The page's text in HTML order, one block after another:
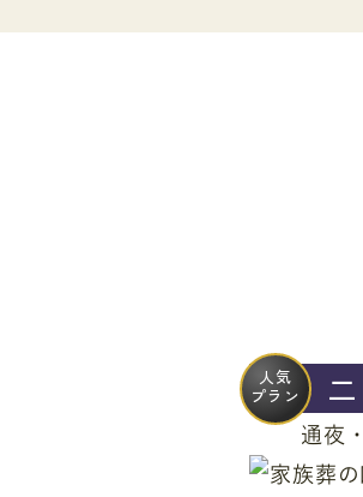
人気
プラン
通夜